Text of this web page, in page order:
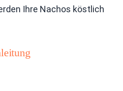
Ihre Nachos köstlich